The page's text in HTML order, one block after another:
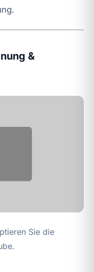
&
Sie die